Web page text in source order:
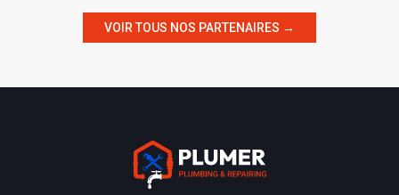
VOIR TOUS NOS PARTENAIRES →